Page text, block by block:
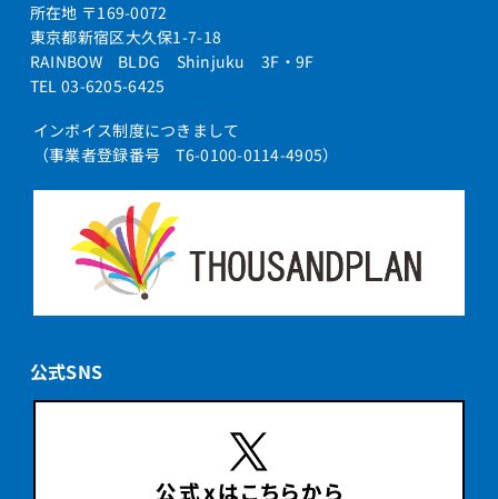
所在地 〒169-0072
東京都新宿区大久保1-7-18
RAINBOW BLDG Shinjuku 3F・9F
TEL 03-6205-6425
インボイス制度につきまして
（事業者登録番号 T6-0100-0114-4905）
公式SNS